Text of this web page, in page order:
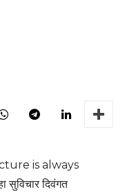
is always
दिवंगत